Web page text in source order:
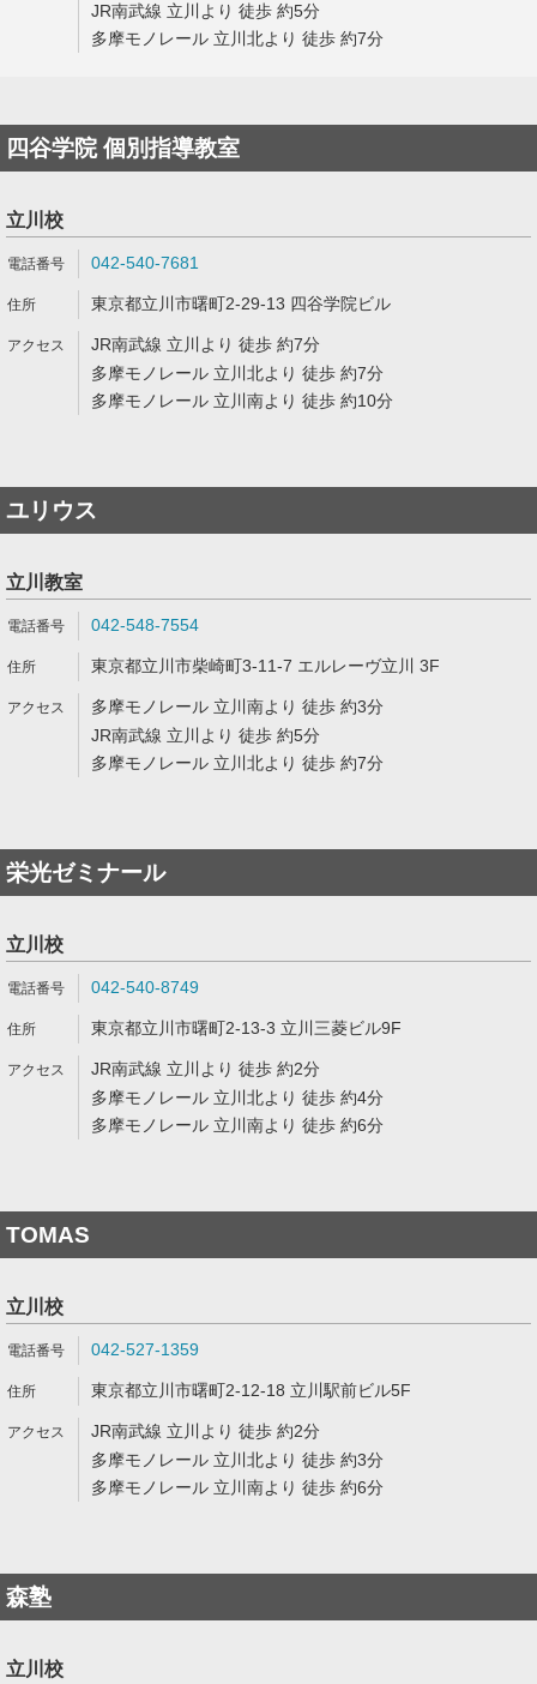
JR南武線 立川より 徒歩 約5分
多摩モノレール 立川北より 徒歩 約7分
四谷学院 個別指導教室
立川校
042-540-7681
東京都立川市曙町2-29-13 四谷学院ビル
JR南武線 立川より 徒歩 約7分
多摩モノレール 立川北より 徒歩 約7分
多摩モノレール 立川南より 徒歩 約10分
ユリウス
立川教室
042-548-7554
東京都立川市柴崎町3-11-7 エルレーヴ立川 3F
多摩モノレール 立川南より 徒歩 約3分
JR南武線 立川より 徒歩 約5分
多摩モノレール 立川北より 徒歩 約7分
栄光ゼミナール
立川校
042-540-8749
東京都立川市曙町2-13-3 立川三菱ビル9F
JR南武線 立川より 徒歩 約2分
多摩モノレール 立川北より 徒歩 約4分
多摩モノレール 立川南より 徒歩 約6分
TOMAS
立川校
042-527-1359
東京都立川市曙町2-12-18 立川駅前ビル5F
JR南武線 立川より 徒歩 約2分
多摩モノレール 立川北より 徒歩 約3分
多摩モノレール 立川南より 徒歩 約6分
森塾
立川校